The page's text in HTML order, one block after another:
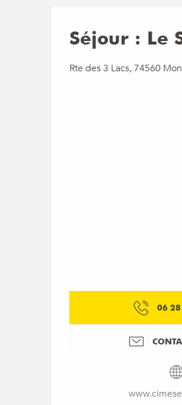
Séjour : Le
Rte des 3 Lacs, 74560
06